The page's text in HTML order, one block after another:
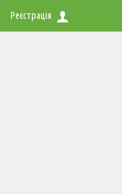
Реєстрація